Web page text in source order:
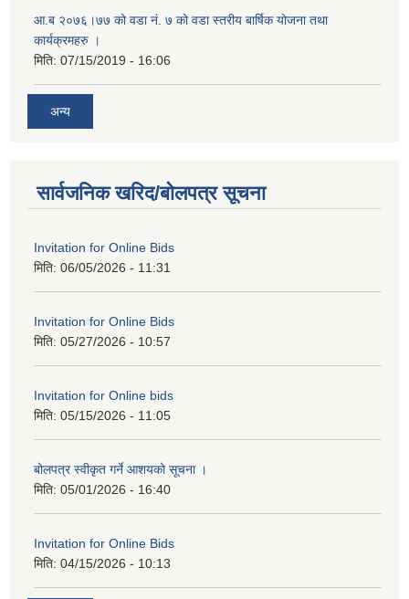
आ.ब २०७६।७७ को वडा नं. ७ को वडा स्तरीय बार्षिक योजना तथा
कार्यक्रमहरु ।
मिति: 07/15/2019 - 16:06
अन्य
सार्वजनिक खरिद/बोलपत्र सूचना
Invitation for Online Bids
मिति: 06/05/2026 - 11:31
Invitation for Online Bids
मिति: 05/27/2026 - 10:57
Invitation for Online bids
मिति: 05/15/2026 - 11:05
बोलपत्र स्वीकृत गर्ने आशयको सूचना ।
मिति: 05/01/2026 - 16:40
Invitation for Online Bids
मिति: 04/15/2026 - 10:13